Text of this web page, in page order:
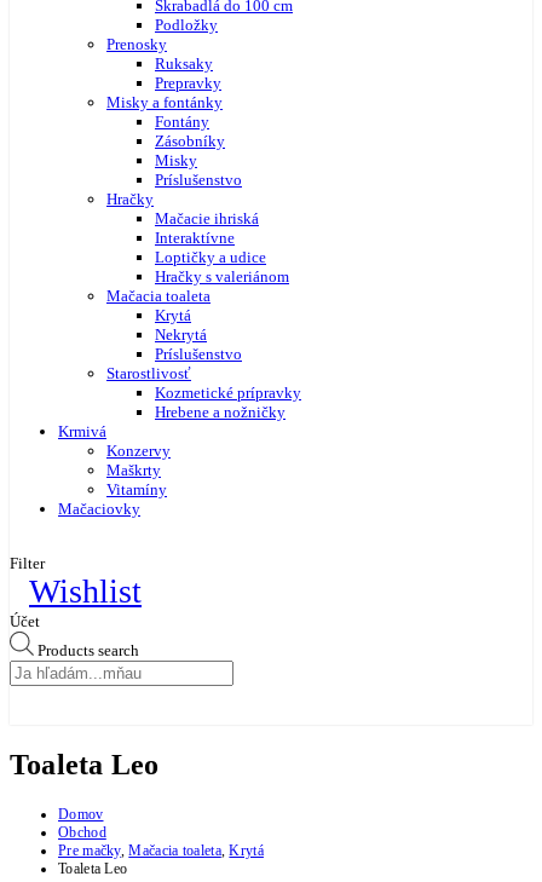
Škrabadlá do 100 cm
Podložky
Prenosky
Ruksaky
Prepravky
Misky a fontánky
Fontány
Zásobníky
Misky
Príslušenstvo
Hračky
Mačacie ihriská
Interaktívne
Loptičky a udice
Hračky s valeriánom
Mačacia toaleta
Krytá
Nekrytá
Príslušenstvo
Starostlivosť
Kozmetické prípravky
Hrebene a nožničky
Krmivá
Konzervy
Maškrty
Vitamíny
Mačaciovky
Filter
Wishlist
Účet
Products search
Toaleta Leo
Domov
Obchod
Pre mačky,Mačacia toaleta,Krytá
Toaleta Leo